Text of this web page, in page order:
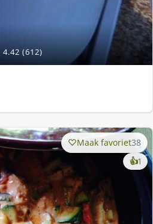
4.42 (612)
Maak favoriet38
👍1